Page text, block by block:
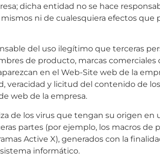
dicha entidad no se hace
ni de cualesquiera efectos que
del uso ilegítimo que terceras
de producto, marcas comerciales
en el Web-Site web de la
veracidad y licitud del contenido de
web de la empresa.
de los virus que tengan su origen en
partes (por ejemplo, los macros de
Active X), generados con la
informático.